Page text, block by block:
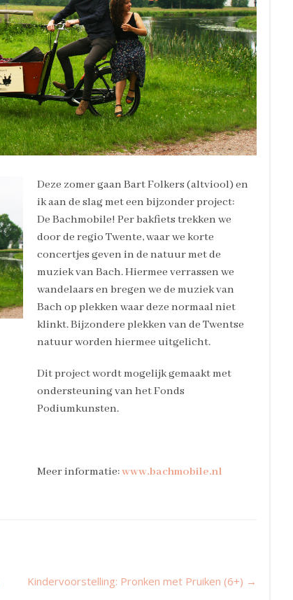
Deze zomer gaan Bart Folkers (altviool) en
ik aan de slag met een bijzonder project:
De Bachmobile! Per bakfiets trekken we
door de regio Twente, waar we korte
concertjes geven in de natuur met de
muziek van Bach. Hiermee verrassen we
wandelaars en bregen we de muziek van
Bach op plekken waar deze normaal niet
klinkt. Bijzondere plekken van de Twentse
natuur worden hiermee uitgelicht.
Dit project wordt mogelijk gemaakt met
ondersteuning van het Fonds
Podiumkunsten.
Meer informatie:www.bachmobile.nl
Kindervoorstelling: Pronken met Pruiken (6+) →